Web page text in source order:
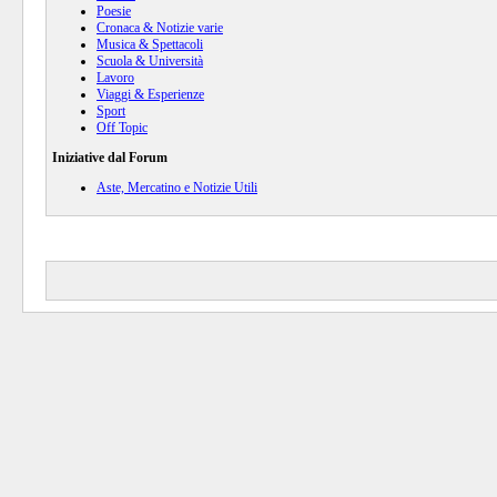
Poesie
Cronaca & Notizie varie
Musica & Spettacoli
Scuola & Università
Lavoro
Viaggi & Esperienze
Sport
Off Topic
Iniziative dal Forum
Aste, Mercatino e Notizie Utili